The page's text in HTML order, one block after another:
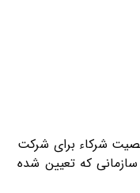
شرکاء برای شرکت
که تعیین شده